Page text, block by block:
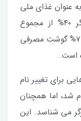
عنوان غذای ملی
آمریکا شناخته شود. ساندویچ همبرگر ۴۰% از مجموع
ساندویچ های فروخته شده و بیش از ۷۰% گوشت مصرفی
است.
برای تغییر نام
شد، اما همچنان
می شناسد. این